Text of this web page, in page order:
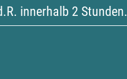
innerhalb 2 Stunden.